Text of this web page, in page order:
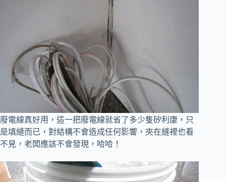
廢電線真好用，這一把廢電線就省了多少隻矽利康， 只
是填縫而已，對結構不會造成任何影響，夾在縫裡也看
不見，老闆應該不會發現，哈哈！